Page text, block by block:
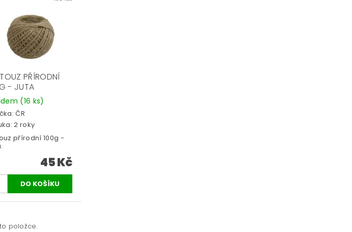
PŘÍRODNÍ
- JUTA
(16 ks)
ČR
2 roky
přírodní 100g -
45 Kč
položce.